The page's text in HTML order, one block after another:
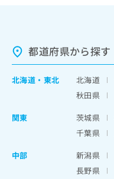
都道府県から探す
北海道 ・ 東北 北海道
秋田県
関東
茨城県
千葉県
中部
新潟県
長野県